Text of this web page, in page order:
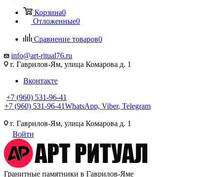
Корзина0
Отложенные0
Сравнение товаров0
info@art-ritual76.ru
г. Гаврилов-Ям, улица Комарова д. 1
Вконтакте
+7 (960) 531-96-41
+7 (960) 531-96-41WhatsApp, Viber, Telegram
г. Гаврилов-Ям, улица Комарова д. 1
Войти
Гранитные памятники в Гаврилов-Яме